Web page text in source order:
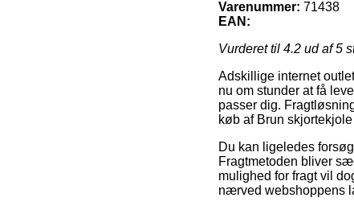
Varenummer: 71438
EAN:
Vurderet til 4.2 ud af 5
Adskillige internet
nu om stunder at få
passer dig.
køb af Brun
Du kan ligeledes
Fragtmetoden bliver
mulighed for fragt vil
nærved webshoppens